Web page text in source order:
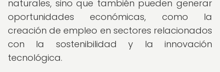
naturales, sino que también pueden generar
oportunidades económicas, como la
creación de empleo en sectores relacionados
con la sostenibilidad y la innovación
tecnológica.